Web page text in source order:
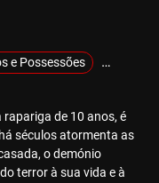
e Possessões
rapariga de 10 anos, é
séculos atormenta as
o demónio
terror à sua vida e à